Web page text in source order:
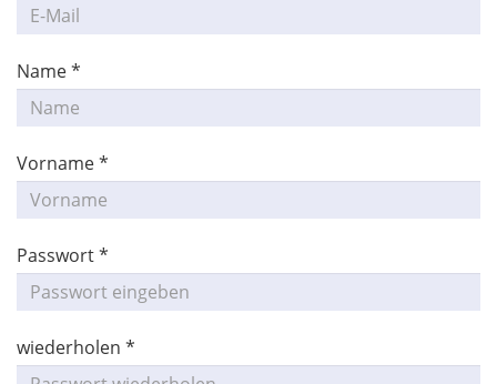
Name *
Vorname *
Passwort *
wiederholen *